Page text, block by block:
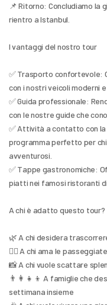
📌 Ritorno: Concludiamo la
rientro a Istanbul.
I vantaggi del nostro tour
✅ Trasporto confortevole:
con i nostri veicoli moderni e
✅ Guida professionale:
con le nostre guide che
✅ Attività a contatto con
programma perfetto per
avventurosi.
✅ Tappe gastronomiche:
piatti nei famosi ristoranti
A chi è adatto questo tour?
🌿 A chi desidera
🚶‍♂️ A chi ama le
📸 A chi vuole scattare
👨‍👩‍👧‍👦 A famiglie che
settimana insieme